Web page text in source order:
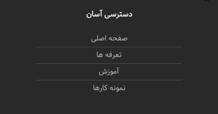
دسترسی آسان
صفحه اصلی
تعرفه ها
آموزش
نمونه کارها